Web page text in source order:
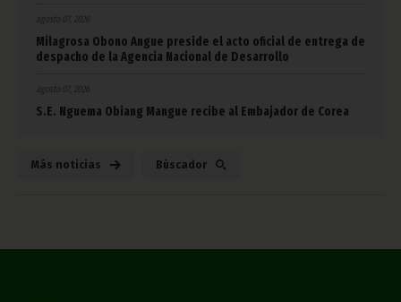
agosto 07, 2026
Milagrosa Obono Angue preside el acto oficial de entrega de
despacho de la Agencia Nacional de Desarrollo
agosto 07, 2026
S.E. Nguema Obiang Mangue recibe al Embajador de Corea
Más noticias Búscador